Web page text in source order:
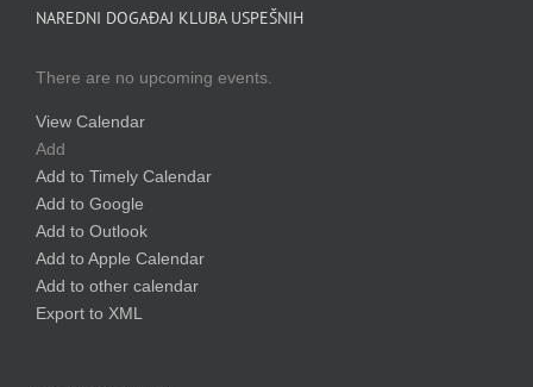
NAREDNI DOGAĐAJ KLUBA USPEŠNIH
There are no upcoming events.
View Calendar
Add
Add to Timely Calendar
Add to Google
Add to Outlook
Add to Apple Calendar
Add to other calendar
Export to XML